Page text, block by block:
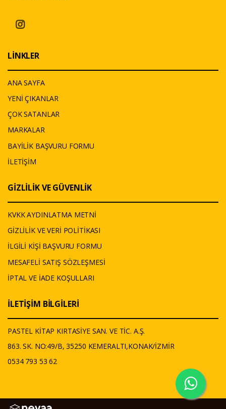
LİNKLER
ANA SAYFA
YENİ ÇIKANLAR
ÇOK SATANLAR
MARKALAR
BAYİLİK BAŞVURU FORMU
İLETİŞİM
GİZLİLİK VE GÜVENLİK
KVKK AYDINLATMA METNİ
GİZLİLİK VE VERİ POLİTİKASI
İLGİLİ KİŞİ BAŞVURU FORMU
MESAFELİ SATIŞ SÖZLEŞMESİ
İPTAL VE İADE KOŞULLARI
İLETİŞİM BİLGİLERİ
PASTEL KİTAP KIRTASİYE SAN. VE TİC. A.Ş.
863. SK. NO:49/B, 35250 KEMERALTI,KONAK/İZMİR
0534 793 53 62